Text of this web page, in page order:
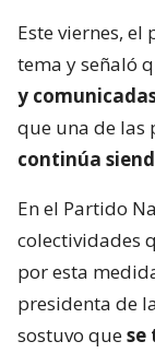
Este viernes,
tema y señaló
y
que una de
continúa
En el Partido
colectividades
por esta
presidenta de
sostuvo quese